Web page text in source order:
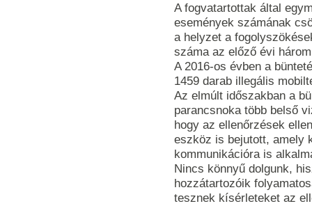
A fogvatartottak által
események számának
a helyzet a
száma az előző évi
A 2016-os évben a
1459 darab illegális
Az elmúlt időszakban a
parancsnoka több belső
hogy az ellenőrzések
eszköz is bejutott, amely
kommunikációra is
Nincs könnyű dolgunk,
hozzátartozóik
tesznek kísérleteket az